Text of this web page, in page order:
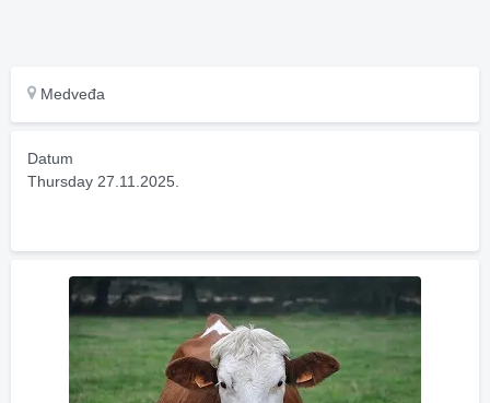
Medveđa
Datum
Thursday 27.11.2025.